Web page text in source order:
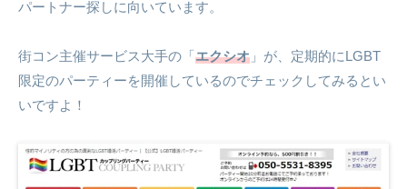
パートナー探しに向いています。
街コン主催サービス大手の「エクシオ 」が、定期的にLGBT
限定のパーティーを開催しているのでチェックしてみるとい
いですよ！